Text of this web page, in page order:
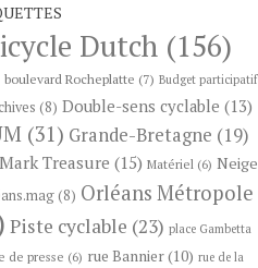
Dutch (156)
boulevard Rocheplatte (7) Budget participatif
(8) Double-sens cyclable (13)
(31) Grande-Bretagne (19)
Mark Treasure (15) Matériel (6) Neige
(8) Orléans Métropole
Piste cyclable (23) place Gambetta
de presse (6) rue Bannier(10) rue de la